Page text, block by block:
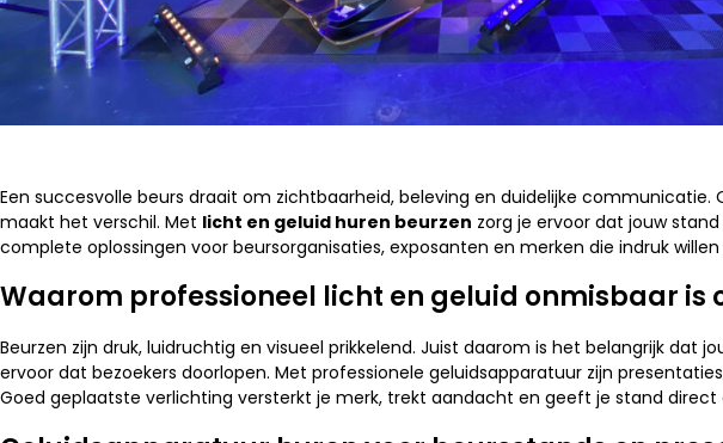
Een succesvolle beurs draait om zichtbaarheid, beleving en duidelijke
maakt het verschil. Met licht en geluid huren beurzen zorg je ervoor dat jouw
complete oplossingen voor beursorganisaties, exposanten en merken die indruk
Waarom professioneel licht en geluid onmisbaar is
Beurzen zijn druk, luidruchtig en visueel prikkelend. Juist daarom is het belangrijk
ervoor dat bezoekers doorlopen. Met professionele geluidsapparatuur zijn
Goed geplaatste verlichting versterkt je merk, trekt aandacht en geeft je stand direct